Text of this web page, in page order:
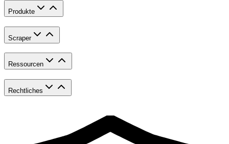
Produkte
Scraper
Ressourcen
Rechtliches